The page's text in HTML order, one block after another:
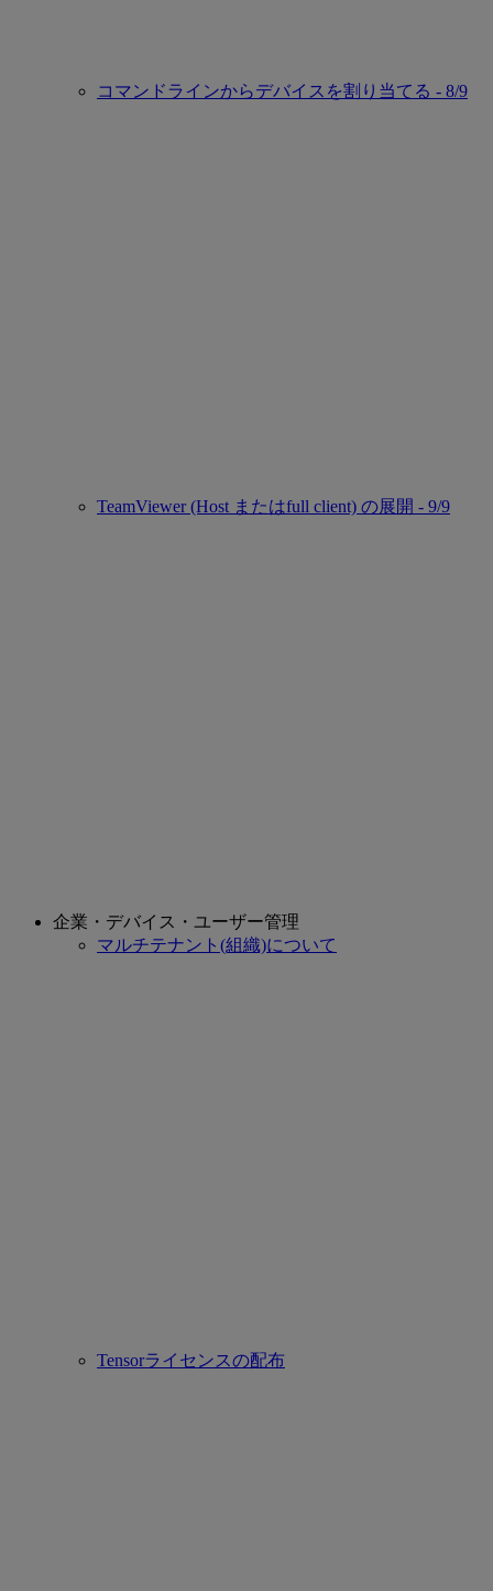
コマンドラインからデバイスを割り当てる - 8/9
TeamViewer (Host またはfull client) の展開 - 9/9
企業・デバイス・ユーザー管理
マルチテナント(組織)について
Tensorライセンスの配布